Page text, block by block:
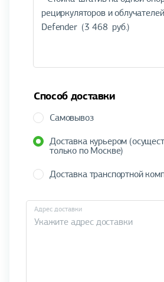
Способ доставки
Самовывоз
Доставка курьером
только по Москве)
Доставка транспортной
Адрес доставки